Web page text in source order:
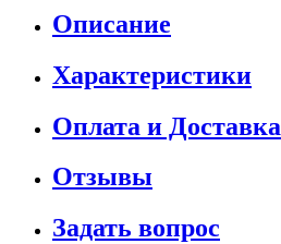
Описание
Характеристики
Оплата и Доставка
Отзывы
Задать вопрос